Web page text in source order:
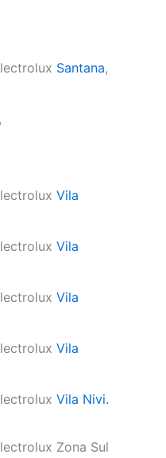
Santana,
,
Vila
Vila
Vila
Vila
Vila Nivi.
Zona Sul